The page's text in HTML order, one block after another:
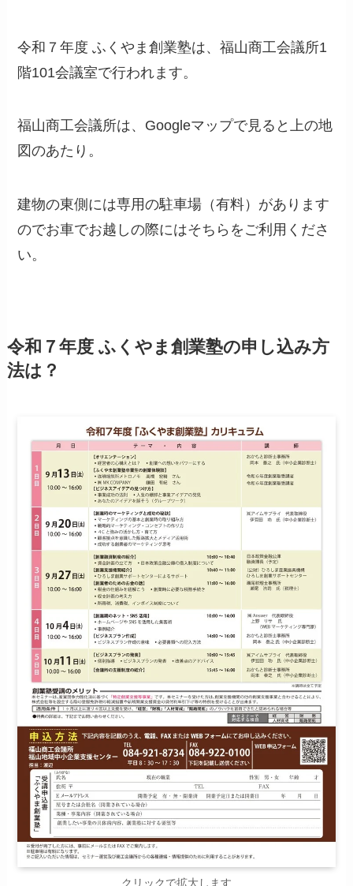
令和７年度 ふくやま創業塾は、福山商工会議所1
階101会議室で行われます。
福山商工会議所は、Googleマップで見ると上の地
図のあたり。
建物の東側には専用の駐車場（有料）があります
のでお車でお越しの際にはそちらをご利用くださ
い。
令和７年度 ふくやま創業塾の申し込み方
法は？
クリックで拡大します